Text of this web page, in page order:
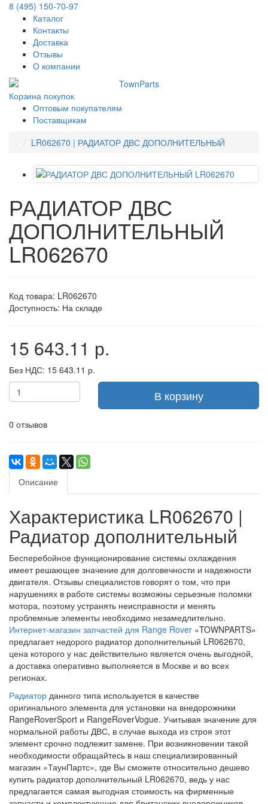
8 (495) 150-70-97
Каталог
Контакты
Доставка
Отзывы
О компании
Корзина покупок
Оптовым покупателям
Поставщикам
LR062670 | РАДИАТОР ДВС ДОПОЛНИТЕЛЬНЫЙ
РАДИАТОР ДВС
ДОПОЛНИТЕЛЬНЫЙ
LR062670
Код товара: LR062670
Доступность: На складе
15 643.11 р.
Без НДС: 15 643.11 р.
В корзину
0 отзывов
Описание
Характеристика LR062670 |
Радиатор дополнительный
Бесперебойное функционирование системы охлаждения
имеет решающее значение для долговечности и надежности
двигателя. Отзывы специалистов говорят о том, что при
нарушениях в работе системы возможны серьезные поломки
мотора, поэтому устранять неисправности и менять
проблемные элементы необходимо незамедлительно.
Интернет-магазин запчастей для Range Rover «TOWNPARTS»
предлагает недорого радиатор дополнительный LR062670,
цена которого у нас действительно является очень выгодной,
а доставка оперативно выполняется в Москве и во всех
регионах.
Радиатор данного типа используется в качестве
оригинального элемента для установки на внедорожники
RangeRoverSport и RangeRoverVogue. Учитывая значение для
нормальной работы ДВС, в случае выхода из строя этот
элемент срочно подлежит замене. При возникновении такой
необходимости обращайтесь в наш специализированный
магазин «ТаунПартс», где Вы сможете относительно дешево
купить радиатор дополнительный LR062670, ведь у нас
предлагается самая выгодная стоимость на фирменные